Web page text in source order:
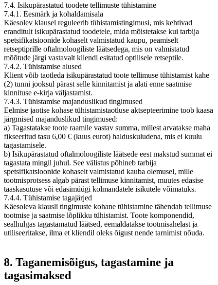
7.4. Isikupärastatud toodete tellimuste tühistamine
7.4.1. Eesmärk ja kohaldamisala
Käesolev klausel reguleerib tühistamistingimusi, mis kehtivad
eranditult isikupärastatud toodetele, mida mõistetakse kui tarbija
spetsifikatsioonide kohaselt valmistatud kaupu, peamiselt
retseptiprille oftalmoloogiliste läätsedega, mis on valmistatud
mõõtude järgi vastavalt kliendi esitatud optilisele retseptile.
7.4.2. Tühistamise alused
Klient võib taotleda isikupärastatud toote tellimuse tühistamist kahe
(2) tunni jooksul pärast selle kinnitamist ja alati enne saatmise
kinnituse e-kirja väljastamist.
7.4.3. Tühistamise majanduslikud tingimused
Eelmise jaotise kohase tühistamistaotluse aktsepteerimine toob kaasa
järgmised majanduslikud tingimused:
a) Tagastatakse toote raamile vastav summa, millest arvatakse maha
fikseeritud tasu 6,00 € (kuus eurot) halduskuludena, mis ei kuulu
tagastamisele.
b) Isikupärastatud oftalmoloogiliste läätsede eest makstud summat ei
tagastata mingil juhul. See välistus põhineb tarbija
spetsifikatsioonide kohaselt valmistatud kauba olemusel, mille
tootmisprotsess algab pärast tellimuse kinnitamist, muutes edasise
taaskasutuse või edasimüügi kolmandatele isikutele võimatuks.
7.4.4. Tühistamise tagajärjed
Käesoleva klausli tingimuste kohane tühistamine tähendab tellimuse
tootmise ja saatmise lõplikku tühistamist. Toote komponendid,
sealhulgas tagastamatud läätsed, eemaldatakse tootmisahelast ja
utiliseeritakse, ilma et kliendil oleks õigust nende tarnimist nõuda.
8. Taganemisõigus, tagastamine ja
tagasimaksed